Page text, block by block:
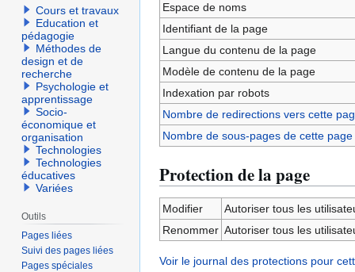
Espace de noms
Identifiant de la page
Langue du contenu de la page
Modèle de contenu de la page
Indexation par robots
Nombre de redirections vers cette
Nombre de sous-pages de cette page
Protection de la page
Modifier
Autoriser tous les
Renommer Autoriser tous les
Voir le journal des protections pour
Cours et travaux
Education et
pédagogie
Méthodes de
design et de
recherche
Psychologie et
apprentissage
Socio-
économique et
organisation
Technologies
Technologies
éducatives
Variées
Outils
Pages liées
Suivi des pages liées
Pages spéciales